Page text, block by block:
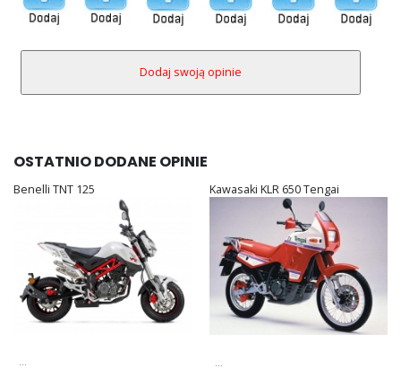
OSTATNIO DODANE OPINIE
Benelli TNT 125
...
Kawasaki KLR 650 Tengai
...